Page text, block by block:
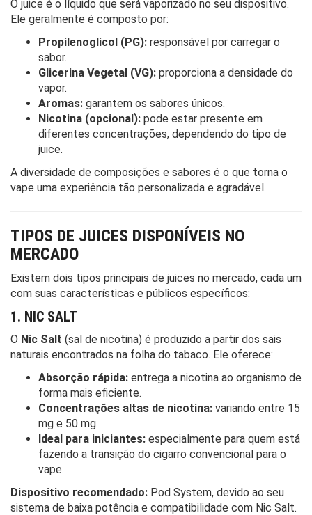
O juice é o líquido que será vaporizado no seu dispositivo.
Ele geralmente é composto por:
Propilenoglicol (PG): responsável por carregar o
sabor.
Glicerina Vegetal (VG): proporciona a densidade do
vapor.
Aromas: garantem os sabores únicos.
Nicotina (opcional): pode estar presente em
diferentes concentrações, dependendo do tipo de
juice.
A diversidade de composições e sabores é o que torna o
vape uma experiência tão personalizada e agradável.
TIPOS DE JUICES DISPONÍVEIS NO
MERCADO
Existem dois tipos principais de juices no mercado, cada um
com suas características e públicos específicos:
1. NIC SALT
O Nic Salt (sal de nicotina) é produzido a partir dos sais
naturais encontrados na folha do tabaco. Ele oferece:
Absorção rápida: entrega a nicotina ao organismo de
forma mais eficiente.
Concentrações altas de nicotina: variando entre 15
mg e 50 mg.
Ideal para iniciantes: especialmente para quem está
fazendo a transição do cigarro convencional para o
vape.
Dispositivo recomendado: Pod System, devido ao seu
sistema de baixa potência e compatibilidade com Nic Salt.